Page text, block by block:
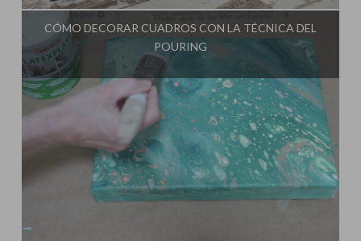
CÓMO DECORAR CUADROS CON LA TÉCNICA DEL
POURING